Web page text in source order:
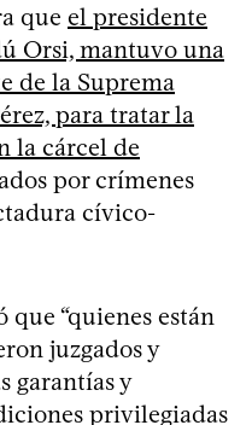
que el presidente
Orsi, mantuvo una
de la Suprema
para tratar la
la cárcel de
por crímenes
cívico-
“quienes están
juzgados y
garantías y
privilegiadas